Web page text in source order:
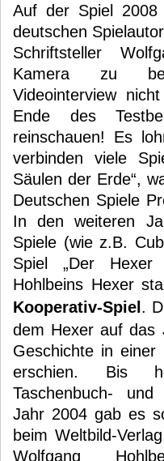
Auf der Spiel
deutschen
Schriftsteller
Kamera zu
Videointerview
Ende des
reinschauen! Es
verbinden viele
Säulen der Erde“,
Deutschen Spiele
In den weiteren
Spiele (wie z.B.
Spiel „Der Hexer
Hohlbeins Hexer
Kooperativ-Spiel .
dem Hexer auf das
Geschichte in einer
erschien. Bis
Taschenbuch- und
Jahr 2004 gab es
beim Weltbild-
Wolfgang